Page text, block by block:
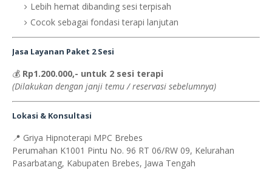
Lebih hemat dibanding sesi terpisah
Cocok sebagai fondasi terapi lanjutan
Jasa Layanan Paket 2 Sesi
💰 Rp1.200.000,- untuk 2 sesi terapi
(Dilakukan dengan janji temu / reservasi sebelumnya)
Lokasi & Konsultasi
📍 Griya Hipnoterapi MPC Brebes
Perumahan K1001 Pintu No. 96 RT 06/RW 09, Kelurahan
Pasarbatang, Kabupaten Brebes, Jawa Tengah